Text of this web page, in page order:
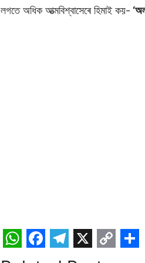
লগতে অধিক আত্মবিশ্বাসেৰে হিমাই কয়-
W
F
T X
C